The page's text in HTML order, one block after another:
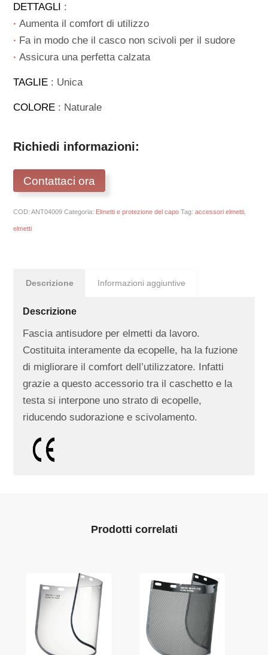
DETTAGLI :
∙Aumenta il comfort di utilizzo
∙ Fa in modo che il casco non scivoli per il sudore
∙Assicura una perfetta calzata
TAGLIE : Unica
COLORE : Naturale
Richiedi informazioni:
Contattaci ora
COD:ANT04009 Categoria: Elmetti e protezione del capo Tag:accessori elmetti
elmetti
Descrizione Informazioni aggiuntive
Descrizione
Fascia antisudore per elmetti da lavoro.
Costituita interamente da ecopelle, ha la fuzione
di migliorare il comfort dell’utilizzatore. Infatti
grazie a questo accessorio tra il caschetto e la
testa si interpone uno strato di ecopelle,
riducendo sudorazione e scivolamento.
Prodotti correlati